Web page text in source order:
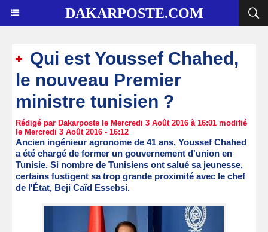
DAKARPOSTE.COM
Qui est Youssef Chahed,
le nouveau Premier
ministre tunisien ?
Rédigé par Dakarposte le Mercredi 3 Août 2016 à 16:01 modifié
le Mercredi 3 Août 2016 - 16:12
Ancien ingénieur agronome de 41 ans, Youssef Chahed
a été chargé de former un gouvernement d'union en
Tunisie. Si nombre de Tunisiens ont salué sa jeunesse,
certains fustigent sa trop grande proximité avec le chef
de l'État, Beji Caïd Essebsi.